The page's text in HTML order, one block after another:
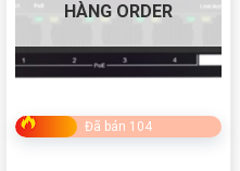
HÀNG ORDER
Đã bán 104